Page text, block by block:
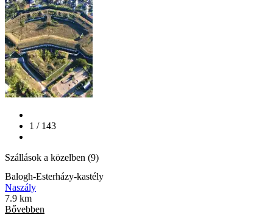
1 / 143
Szállások a közelben (9)
Balogh-Esterházy-kastély
Naszály
7.9 km
Bővebben